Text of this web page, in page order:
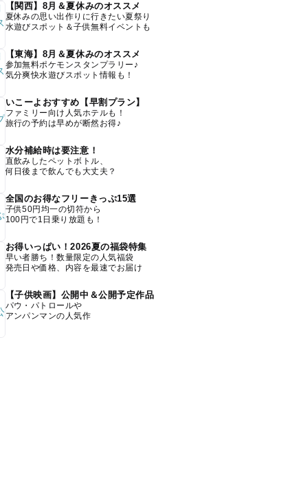
【関西】8月＆夏休みのオススメ
夏休みの思い出作りに行きたい夏祭り
水遊びスポット＆子供無料イベントも
【東海】8月＆夏休みのオススメ
参加無料ポケモンスタンプラリー♪
気分爽快水遊びスポット情報も！
いこーよおすすめ【早割プラン】
ファミリー向け人気ホテルも！
旅行の予約は早めが断然お得♪
水分補給時は要注意！
直飲みしたペットボトル、
何日後まで飲んでも大丈夫？
全国のお得なフリーきっぷ15選
子供50円均一の切符から
100円で1日乗り放題も！
お得いっぱい！2026夏の福袋特集
早い者勝ち！数量限定の人気福袋
発売日や価格、内容を最速でお届け
【子供映画】公開中＆公開予定作品
パウ・パトロールや
アンパンマンの人気作